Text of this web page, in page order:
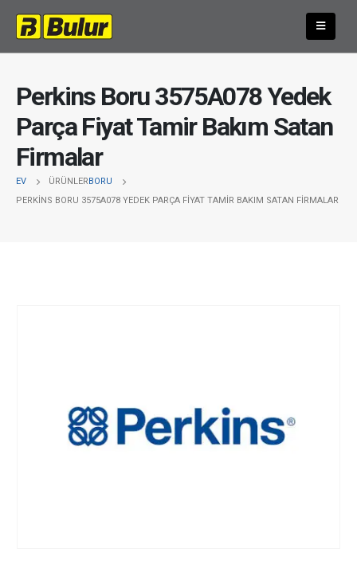
Perkins Boru 3575A078 Yedek
Parça Fiyat Tamir Bakım Satan
Firmalar
EV ÜRÜNLERBORU
PERKINS BORU 3575A078 YEDEK PARÇA FIYAT TAMIR BAKIM SATAN FIRMALAR